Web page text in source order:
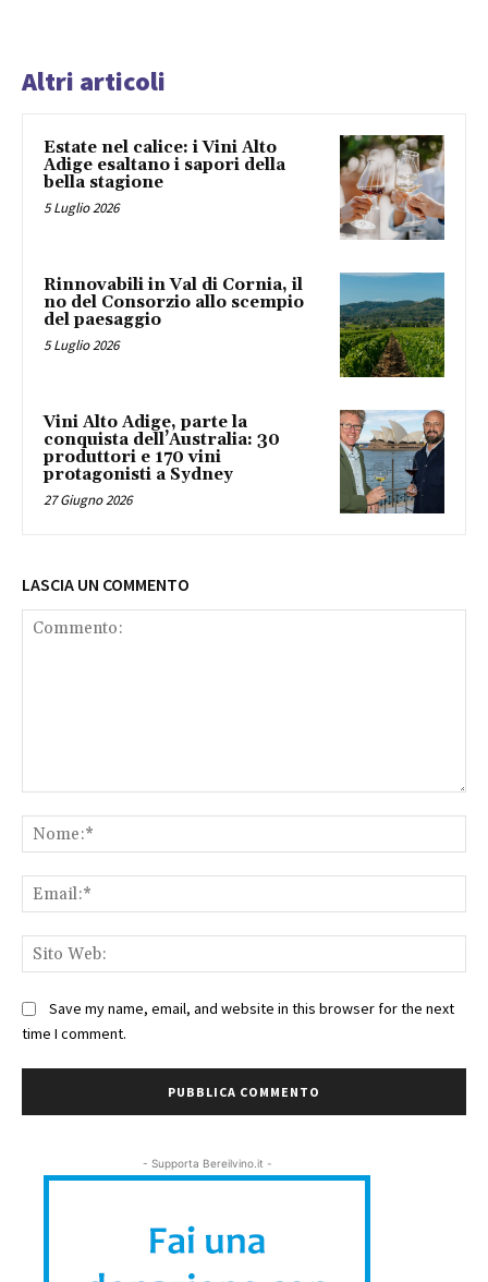
Altri articoli
Estate nel calice: i Vini Alto
Adige esaltano i sapori della
bella stagione
5 Luglio 2026
Rinnovabili in Val di Cornia, il
no del Consorzio allo scempio
del paesaggio
5 Luglio 2026
Vini Alto Adige, parte la
conquista dell’Australia: 30
produttori e 170 vini
protagonisti a Sydney
27 Giugno 2026
LASCIA UN COMMENTO
Save my name, email, and website in this browser for the next
time I comment.
- Supporta Bereilvino.it -